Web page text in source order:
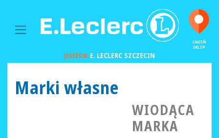
MAIN NAVIGATION
ZMIEŃ
SKLEP
JESTEŚ W: E. LECLERC SZCZECIN
Marki własne
WIODĄCA
MARKA